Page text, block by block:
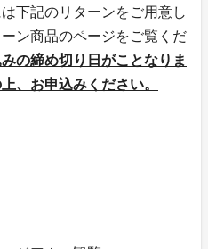
下記のリターンをご用意し
ン商品のページをご覧くだ
の締め切り日がことなりま
、お申込みください。